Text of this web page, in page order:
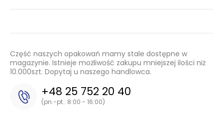
Część naszych opakowań mamy stale dostępne w
magazynie. Istnieje możliwość zakupu mniejszej ilości niż
10.000szt. Dopytaj u naszego handlowca.
+48 25 752 20 40
(pn.-pt.: 8:00 - 16:00)